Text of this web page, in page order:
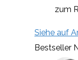
zum
Siehe auf
Bestseller